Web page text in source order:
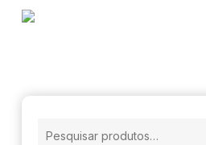
Skip
🔍